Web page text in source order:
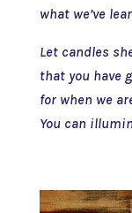
what we’ve
Let candles
that you have
for when we
You can